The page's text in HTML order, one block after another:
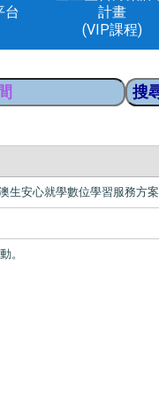
台
計畫
(VIP課程)
生安心就學數位學習服務方案
。